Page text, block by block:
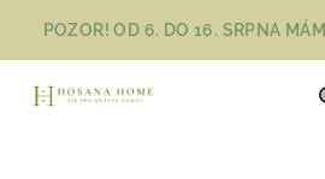
obsah
POZOR! OD 6. DO 16. SRPNA